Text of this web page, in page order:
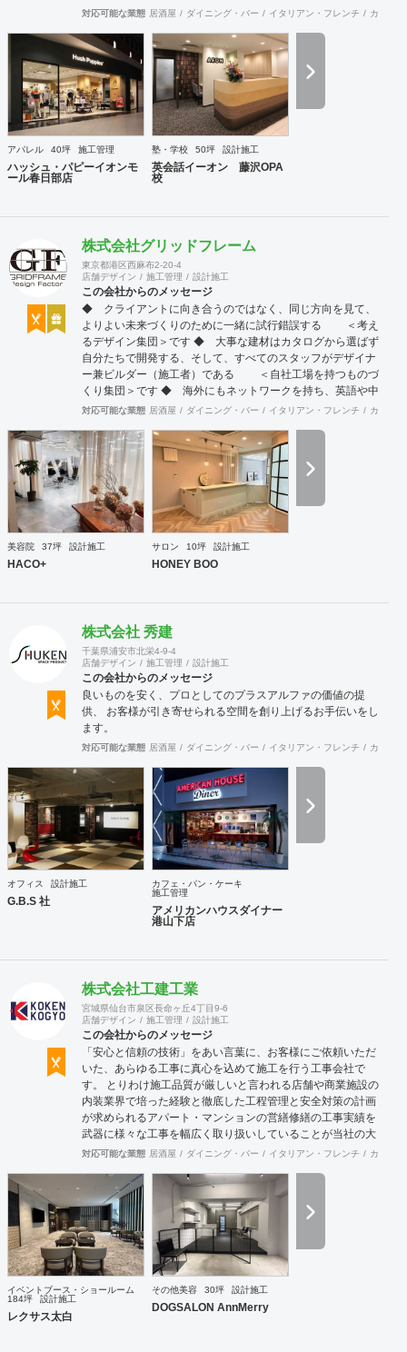
ティブが幸せを呼び込み、呼び込んだ幸せが、さらに大きな
社ならではの実績をご確認下さい。 <a
href="https://www.partsinc.co.jp/">https://www.partsinc.co.jp/</a>
対応可能な業態 居酒屋 ダイニング・バー イタリアン・フレンチ カフェ
アパレル 40坪 施工管理
ハッシュ・パピーイオンモ
ール春日部店
塾・学校 50坪 設計施工
英会話イーオン 藤沢OPA
校
株式会社グリッドフレーム
東京都港区西麻布2-20-4
店舗デザイン
施工管理 設計施工
この会社からのメッセージ
◆ クライアントに向き合うのではなく、同じ方向を見て、
よりよい未来づくりのために一緒に試行錯誤する ＜考え
るデザイン集団＞です ◆ 大事な建材はカタログから選ばず
自分たちで開発する、そして、すべてのスタッフがデザイナ
ー兼ビルダー（施工者）である ＜自社工場を持つものづ
くり集団＞です ◆ 海外にもネットワークを持ち、英語や中
国語に堪能なスタッフたちが、海外から国内への出店をスム
工案件、設計＋造作物の案件、施工案件、造作物制作など、
多様な請負形態が可能です。工場では金属を中心にさまざま
な素材を用いた制作が可能で、例えば通常デザイン性とは無
縁な特定防火設備（鉄扉）などにも高いデザイン性を施すこ
とも可能です。 GRIDFRAME とりかえのきかない空間
https://gridframe.co.jp/ Synes(シネス) 霧のようなやわらか
込む空間 https://sotochiku.com/
対応可能な業態 居酒屋 ダイニング・バー イタリアン・フレンチ カフェ
美容院 37坪 設計施工
HACO+
サロン 10坪 設計施工
HONEY BOO
株式会社 秀建
千葉県浦安市北栄4-9-4
店舗デザイン
施工管理 設計施工
この会社からのメッセージ
良いものを安く、プロとしてのプラスアルファの価値の提
供、 お客様が引き寄せられる空間を創り上げるお手伝いをし
ます。
対応可能な業態 居酒屋 ダイニング・バー イタリアン・フレンチ カフェ
オフィス 設計施工
G.B.S 社
カフェ・パン・ケーキ
施工管理
アメリカンハウスダイナー
港山下店
株式会社工建工業
宮城県仙台市泉区長命ヶ丘4丁目9-6
店舗デザイン
施工管理 設計施工
この会社からのメッセージ
「安心と信頼の技術」をあい言葉に、お客様にご依頼いただ
いた、あらゆる工事に真心を込めて施工を行う工事会社で
す。 とりわけ施工品質が厳しいと言われる店舗や商業施設の
内装業界で培った経験と徹底した工程管理と安全対策の計画
が求められるアパート・マンションの営繕修繕の工事実績を
武器に様々な工事を幅広く取り扱いしていることが当社の大
きな特徴です。
対応可能な業態 居酒屋 ダイニング・バー イタリアン・フレンチ カフェ
イベントブース・ショールーム
184坪
設計施工
レクサス太白
その他美容 30坪 設計施工
DOGSALON AnnMerry